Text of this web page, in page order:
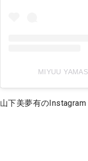
MIYUU
山下美夢有のInstagram